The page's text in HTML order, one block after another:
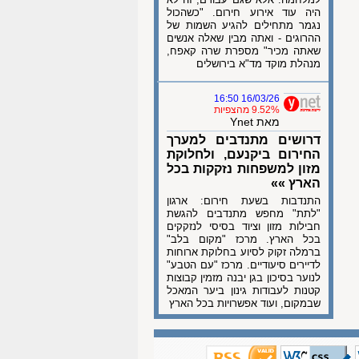
היה עוד אירוע חירום. "כשהכול
נגמר מתחילים להגיע השמות של
ההרוגים - ואתה מבין שאלה אנשים
שאתה מכיר" מספרת שרה קאפח,
מנהלת מוקד מד"א בירושלים
16/03/26 16:50
9.52% מהצפיות
מאת Ynet
דרושים מתנדבים למערך
החירום ביקנעם, ולחלוקת
מזון למשפחות נזקקות בכל
הארץ »»
התנדבות בשעת חירום: ארגון
"לתת" מחפש מתנדבים להגשת
חבילות מזון וציוד בסיסי לנזקקים
בכל הארץ. מרכז "מקום בלב"
ברמלה זקוק לסיוע בחלוקת ארוחות
לדיירים סיעודיים. מרכז "עם הטבע"
לנוער בסיכון בגן יבנה מזמין קבוצות
קטנות לעבודות גינון ביער המאכל
שבמקום, ועוד אפשרויות בכל הארץ